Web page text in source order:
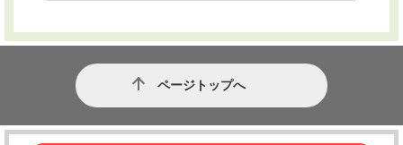
ページトップへ